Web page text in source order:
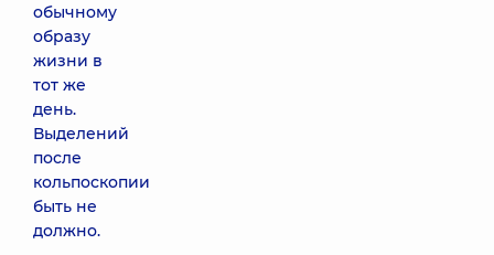
обычному
образу
жизни в
тот же
день.
Выделений
после
кольпоскопии
быть не
должно.